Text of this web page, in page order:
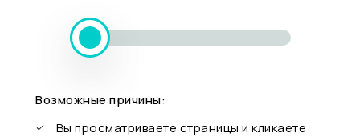
Возможные причины:
Вы просматриваете страницы и кликаете